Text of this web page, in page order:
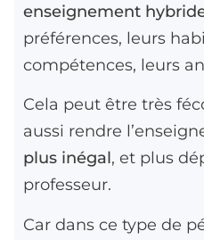
enseignement
préférences, leurs
compétences, leurs
Cela peut être très
aussi rendre
plus inégal, et plus
professeur.
Car dans ce type de